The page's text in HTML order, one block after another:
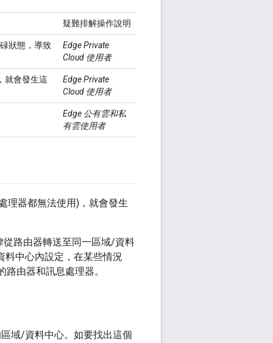
疑難排解操作說明
狀態，導致
Edge Private
Cloud 使用者
就會發生這
Edge Private
Cloud 使用者
Edge 公有雲和私
有雲使用者
理器都無法使用)，就會發生
從路由器轉送至同一區域/資料
料中心內設定，在某些情況
由器和訊息處理器。
域/資料中心。如要找出這個